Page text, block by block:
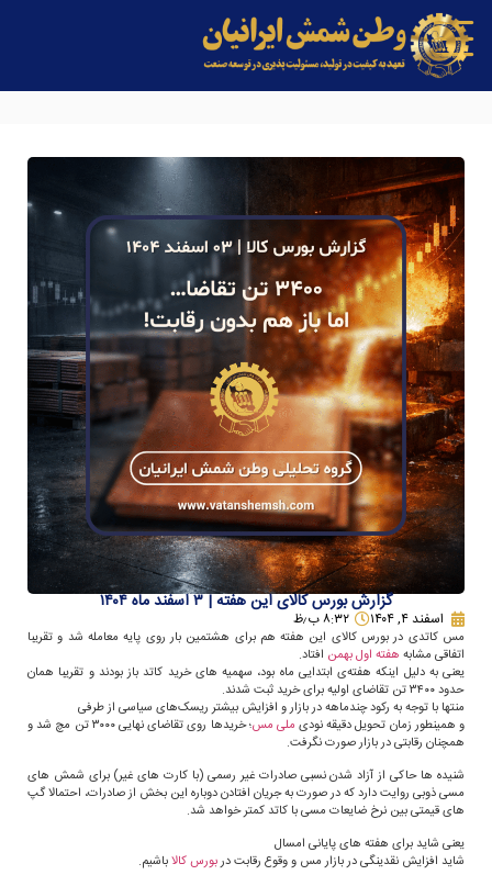
گزارش بورس کالای این هفته | ۳ اسفند ماه ۱۴۰۴
اسفند ۴, ۱۴۰۴ ۸:۳۲ ب٫ظ
مس کاتدی در بورس کالای این هفته هم برای هشتمین بار روی پایه معامله شد و تقریبا
اتفاقی مشابه هفته اول بهمن افتاد.
یعنی به دلیل اینکه هفته‌ی ابتدایی ماه بود، سهمیه های خرید کاتد باز بودند و تقریبا همان
حدود ۳۴۰۰ تن تقاضای اولیه برای خرید ثبت شدند.
منتها با توجه به رکود چندماهه در بازار و افزایش بیشتر ریسک‌های سیاسی از طرفی
و همینطور زمان تحویل دقیقه نودی ملی مس
؛ خریدها روی تقاضای نهایی ۳۰۰۰ تن مچ شد و
همچنان رقابتی در بازار صورت نگرفت.
شنیده ها حاکی از آزاد شدن نسبی صادرات غیر رسمی (با کارت های غیر) برای شمش های
مسی ذوبی روایت دارد که در صورت به جریان افتادن دوباره این بخش از صادرات، احتمالا گپ
های قیمتی بین نرخ ضایعات مسی با کاتد کمتر خواهد شد.
یعنی شاید برای هفته های پایانی امسال
شاید افزایش نقدینگی در بازار مس و وقوع رقابت دربورس کالاباشیم.